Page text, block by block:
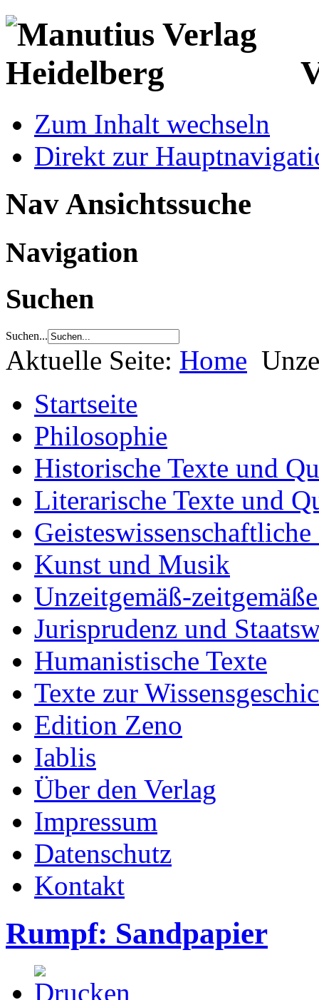
Zum Inhalt wechseln
Direkt zur
Nav Ansichtssuche
Navigation
Suchen
Suchen...
Aktuelle Seite: Home
Startseite
Philosophie
Historische Texte und
Literarische Texte und
Kunst und Musik
Unzeitgemäß-
Jurisprudenz und
Humanistische Texte
Texte zur
Edition Zeno
Iablis
Über den Verlag
Impressum
Datenschutz
Kontakt
Rumpf: Sandpapier